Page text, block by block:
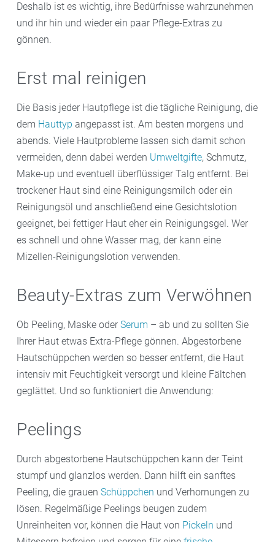
Deshalb ist es wichtig, ihre Bedürfnisse wahrzunehmen
und ihr hin und wieder ein paar Pflege-Extras zu
gönnen.
Erst mal reinigen
Die Basis jeder Hautpflege ist die tägliche Reinigung, die
dem Hauttyp angepasst ist. Am besten morgens und
abends. Viele Hautprobleme lassen sich damit schon
vermeiden, denn dabei werden Umweltgifte, Schmutz,
Make-up und eventuell überflüssiger Talg entfernt. Bei
trockener Haut sind eine Reinigungsmilch oder ein
Reinigungsöl und anschließend eine Gesichtslotion
geeignet, bei fettiger Haut eher ein Reinigungsgel. Wer
es schnell und ohne Wasser mag, der kann eine
Mizellen-Reinigungslotion verwenden.
Beauty-Extras zum Verwöhnen
Ob Peeling, Maske oder Serum – ab und zu sollten Sie
Ihrer Haut etwas Extra-Pflege gönnen. Abgestorbene
Hautschüppchen werden so besser entfernt, die Haut
intensiv mit Feuchtigkeit versorgt und kleine Fältchen
geglättet. Und so funktioniert die Anwendung:
Peelings
Durch abgestorbene Hautschüppchen kann der Teint
stumpf und glanzlos werden. Dann hilft ein sanftes
Peeling, die grauen Schüppchen und Verhornungen zu
lösen. Regelmäßige Peelings beugen zudem
Unreinheiten vor, können die Haut von Pickeln und